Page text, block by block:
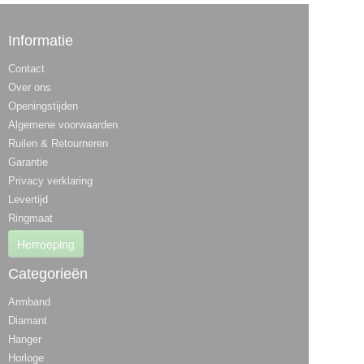
Informatie
Contact
Over ons
Openingstijden
Algemene voorwaarden
Ruilen & Retourneren
Garantie
Privacy verklaring
Levertijd
Ringmaat
Herroeping
Categorieën
Armband
Diamant
Hanger
Horloge